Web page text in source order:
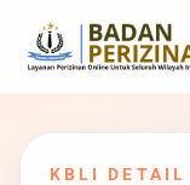
KBLI DETAIL